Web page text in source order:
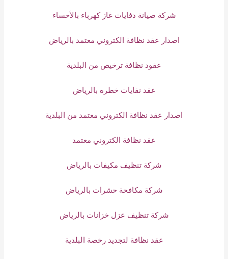
شركة صيانة دفايات غاز كهرباء بالأحساء
اصدار عقد نظافة الكتروني معتمد بالرياض
عقود نظافة ترخيص من البلدية
عقد نفايات خطره بالرياض
اصدار عقد نظافة الكتروني معتمد من البلدية
عقد نظافة الكتروني معتمد
شركة تنظيف مكيفات بالرياض
شركة مكافحة حشرات بالرياض
شركة تنظيف عزل خزانات بالرياض
عقد نظافة لتجديد رخصة البلدية